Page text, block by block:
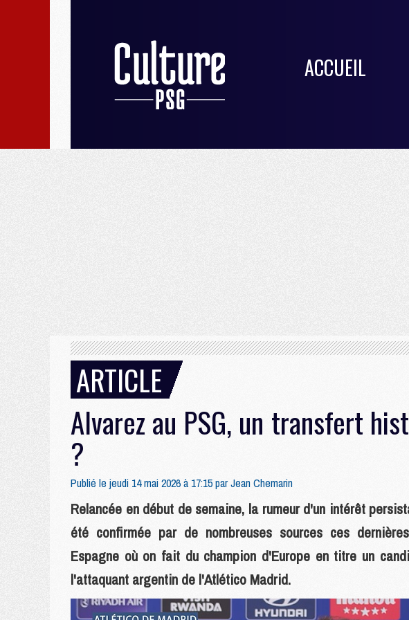
ACCUEIL
ARTICLE
Alvarez au PSG, un transfert
?
Publié le jeudi 14 mai 2026 à 17:15 parJean Chemarin
Relancée en début de semaine, la rumeur d'un intérêt
été confirmée par de nombreuses sources ces
Espagne où on fait du champion d'Europe en titre un
l'attaquant argentin de l'Atlético Madrid.